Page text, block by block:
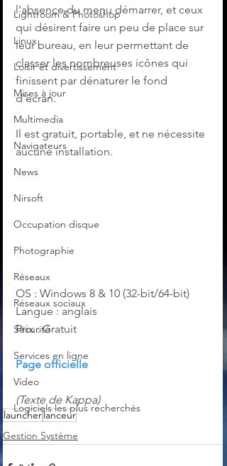
Lightroom & Photoshop
Linux
Loisir et divertissement
Mises à jour
Multimedia
Navigateurs
News
Nirsoft
Occupation disque
Photographie
Réseaux
Réseaux sociaux
Sécurité
Services en ligne
Video
Logiciels les plus recherchés
l'absence du menu démarrer, et ceux
qui désirent faire un peu de place sur
leur bureau, en leur permettant de
classer les nombreuses icônes qui
finissent par dénaturer le fond
d'écran.
Il est gratuit, portable, et ne nécessite
aucune installation.
OS : Windows 8 & 10 (32-bit/64-bit)
Langue : anglais
Prix : Gratuit
Page officielle
(Texte de Kappa)
launcherlanceur
Gestion Système